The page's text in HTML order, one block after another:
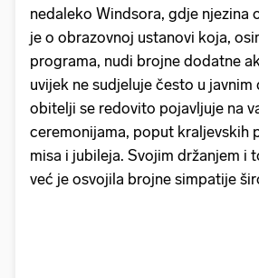
nedaleko Windsora, gdje njezina
je o obrazovnoj ustanovi koja,
programa, nudi brojne dodatne
uvijek ne sudjeluje često u javnim
obitelji se redovito pojavljuje na
ceremonijama, poput kraljevskih
misa i jubileja. Svojim držanjem i
već je osvojila brojne simpatije